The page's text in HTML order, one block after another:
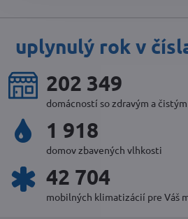
uplynulý rok v
221 550
domácností so zdravým a
2 100
domov zbavených vlhkosti
46 786
mobilných klimatizácií pre Váš